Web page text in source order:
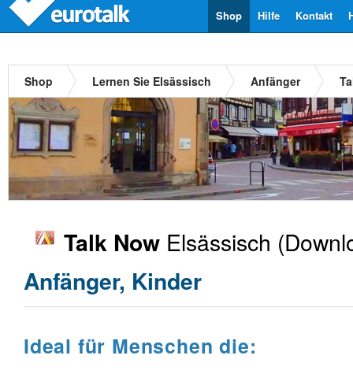
Kontakt
Hilfe
Shop
Shop Lernen Sie Elsässisch Anfänger
Talk Now Elsässisch
Anfänger, Kinder
Ideal für Menschen die: